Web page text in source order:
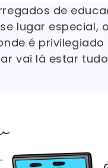
de
lugar especial,
é
vai lá estar